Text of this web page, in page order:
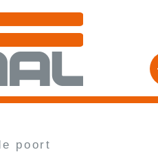
poort